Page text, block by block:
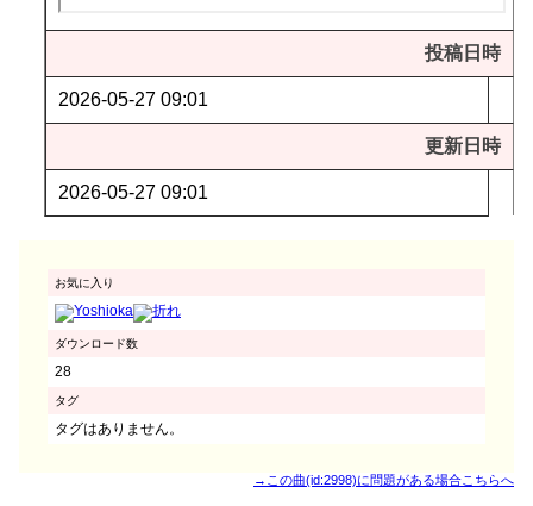
投稿日時
2026-05-27 09:01
更新日時
2026-05-27 09:01
お気に入り
ダウンロード数
28
タグ
タグはありません。
→この曲(id:2998)に問題がある場合こちらへ